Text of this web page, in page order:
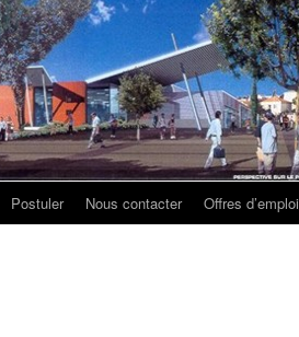
Postuler Nous contacter Offres d’emploi